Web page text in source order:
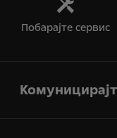
Побарајте сервис